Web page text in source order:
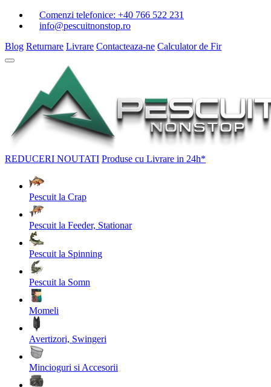
Comenzi telefonice: +40 766 522 231
info@pescuitnonstop.ro
Blog Returnare Livrare Contacteaza-ne Calculator de Fir
REDUCERI NOUTATI Produse cu Livrare in 24h*
Pescuit la Crap
Pescuit la Feeder, Stationar
Pescuit la Spinning
Pescuit la Somn
Momeli
Avertizori, Swingeri
Mincioguri si Accesorii